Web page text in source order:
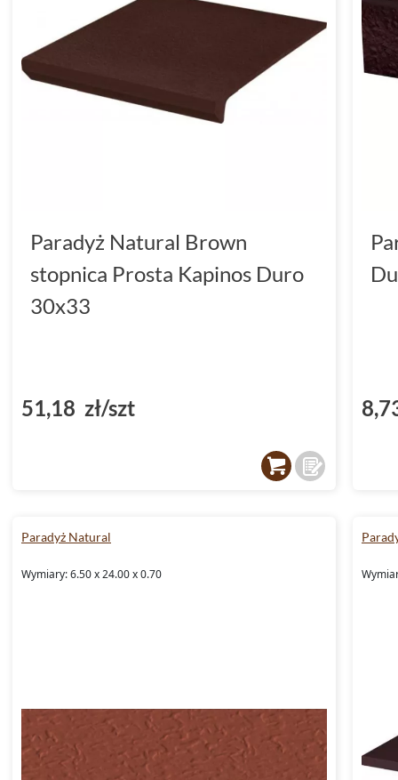
Paradyż Natural Brown
stopnica Prosta Kapinos Duro
30x33
51,18 zł/szt
Paradyż Natural
Wymiary: 6.50 x 24.00 x 0.70